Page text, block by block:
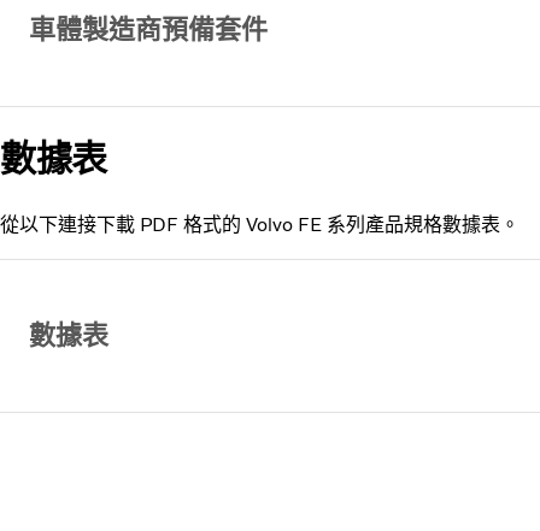
車體製造商預備套件
數據表
從以下連接下載 PDF 格式的 Volvo FE 系列產品規格數據表。
數據表